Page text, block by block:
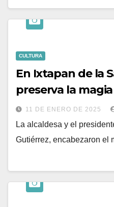
CULTURA
En Ixtapan de la
preserva la
11 DE ENERO DE 2025
La alcaldesa y el
Gutiérrez, encabezaron el